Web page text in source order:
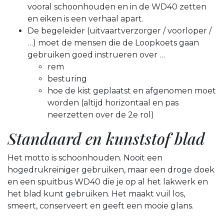
vooral schoonhouden en in de WD40 zetten
en eiken is een verhaal apart.
De begeleider (uitvaartverzorger / voorloper /
…) moet de mensen die de Loopkoets gaan
gebruiken goed instrueren over …
rem
besturing
hoe de kist geplaatst en afgenomen moet
worden (altijd horizontaal en pas
neerzetten over de 2e rol)
Standaard en kunststof blad
Het motto is schoonhouden. Nooit een
hogedrukreiniger gebruiken, maar een droge doek
en een spuitbus WD40 die je op al het lakwerk en
het blad kunt gebruiken. Het maakt vuil los,
smeert, conserveert en geeft een mooie glans.